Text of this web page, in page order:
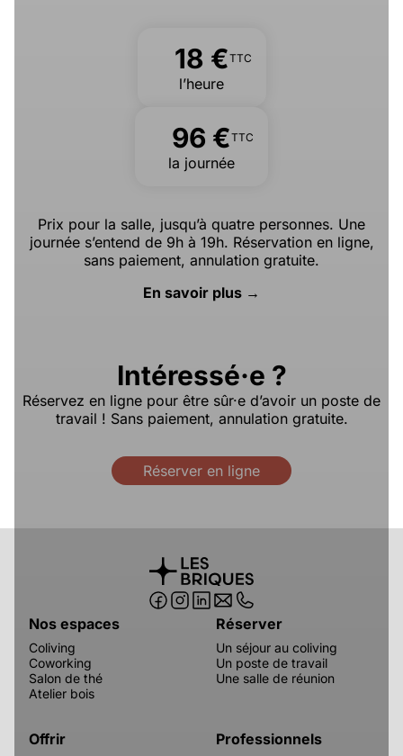
18 €TTC
l’heure
96 €TTC
la journée
Prix pour la salle, jusqu’à quatre personnes. Une
journée s’entend de 9h à 19h. Réservation en ligne,
sans paiement, annulation gratuite.
En savoir plus →
Intéressé·e ?
Réservez en ligne pour être sûr·e d’avoir un poste de
travail ! Sans paiement, annulation gratuite.
Réserver en ligne
Nos espaces
Coliving
Coworking
Salon de thé
Atelier bois
Réserver
Un séjour au coliving
Un poste de travail
Une salle de réunion
Offrir Professionnels